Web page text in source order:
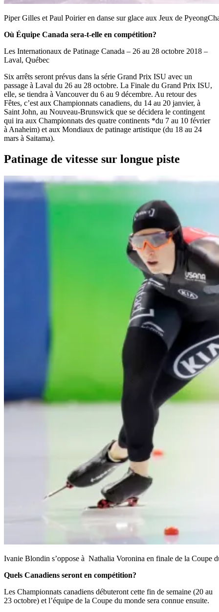
Piper Gilles et Paul Poirier en danse sur glace aux Jeux de
Où Équipe Canada sera-t-elle en compétition?
Les Internationaux de Patinage Canada – 26 au 28 octobre 2018 –
Laval, Québec
Six arrêts seront prévus dans la série Grand Prix ISU avec un
passage à Laval du 26 au 28 octobre. La Finale du Grand Prix ISU,
elle, se tiendra à Vancouver du 6 au 9 décembre. Au retour des
Fêtes, c’est aux Championnats canadiens, du 14 au 20 janvier, à
Saint John, au Nouveau-Brunswick que se décidera le contingent
qui ira aux Championnats des quatre continents *du 7 au 10 février
à Anaheim) et aux Mondiaux de patinage artistique (du 18 au 24
mars à Saitama).
Patinage de vitesse sur longue piste
Ivanie Blondin s’oppose à Nathalia Voronina en finale de la Coupe
Quels Canadiens seront en compétition?
Les Championnats canadiens débuteront cette fin de semaine (20 au
23 octobre) et l’équipe de la Coupe du monde sera connue ensuite.